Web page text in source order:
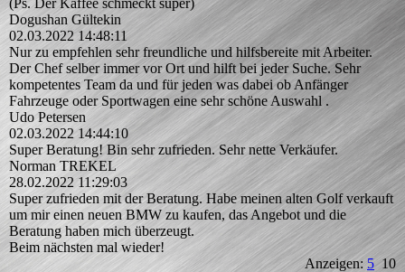
Dogushan Gültekin
02.03.2022 14:48:11
Nur zu empfehlen sehr freundliche und hilfsbereite mit Arbeiter.
Der Chef selber immer vor Ort und hilft bei jeder Suche. Sehr
kompetentes Team da und für jeden was dabei ob Anfänger
Fahrzeuge oder Sportwagen eine sehr schöne Auswahl .
Udo Petersen
02.03.2022 14:44:10
Super Beratung! Bin sehr zufrieden. Sehr nette Verkäufer.
Norman TREKEL
28.02.2022 11:29:03
Super zufrieden mit der Beratung. Habe meinen alten Golf verkauft
um mir einen neuen BMW zu kaufen, das Angebot und die
Beratung haben mich überzeugt.
Beim nächsten mal wieder!
Anzeigen: 510